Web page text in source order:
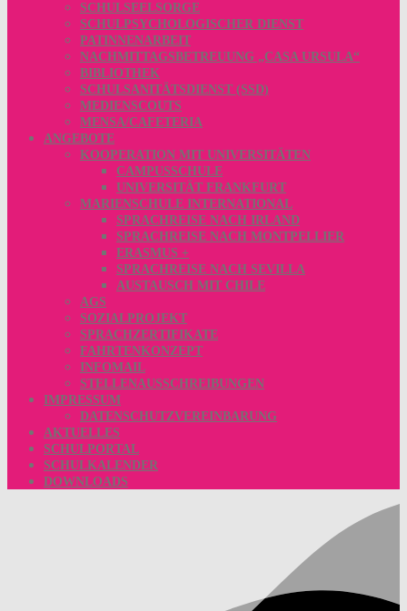
SCHULSEELSORGE
SCHULPSYCHOLOGISCHER DIENST
PATINNENARBEIT
NACHMITTAGSBETREUUNG „CASA URSULA“
BIBLIOTHEK
SCHULSANITÄTSDIENST (SSD)
MEDIENSCOUTS
MENSA/CAFETERIA
ANGEBOTE
KOOPERATION MIT UNIVERSITÄTEN
CAMPUSSCHULE
UNIVERSITÄT FRANKFURT
MARIENSCHULE INTERNATIONAL
SPRACHREISE NACH IRLAND
SPRACHREISE NACH MONTPELLIER
ERASMUS +
SPRACHREISE NACH SEVILLA
AUSTAUSCH MIT CHILE
AGS
SOZIALPROJEKT
SPRACHZERTIFIKATE
FAHRTENKONZEPT
INFOMAIL
STELLENAUSSCHREIBUNGEN
IMPRESSUM
DATENSCHUTZVEREINBARUNG
AKTUELLES
SCHULPORTAL
SCHULKALENDER
DOWNLOADS